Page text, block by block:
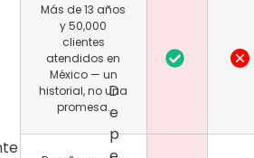
Más de 13 años
y 50,000
clientes
atendidos en
México — un
historial, no una
promesa.
D
e
p